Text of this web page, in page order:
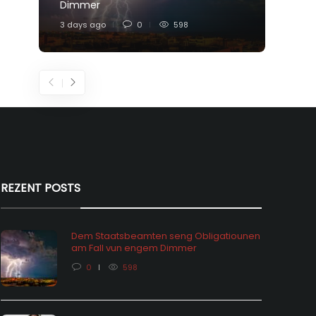
Dimmer
3 days ago 0 598
REZENT POSTS
Dem Staatsbeamten seng Obligatiounen
am Fall vun engem Dimmer
0 598